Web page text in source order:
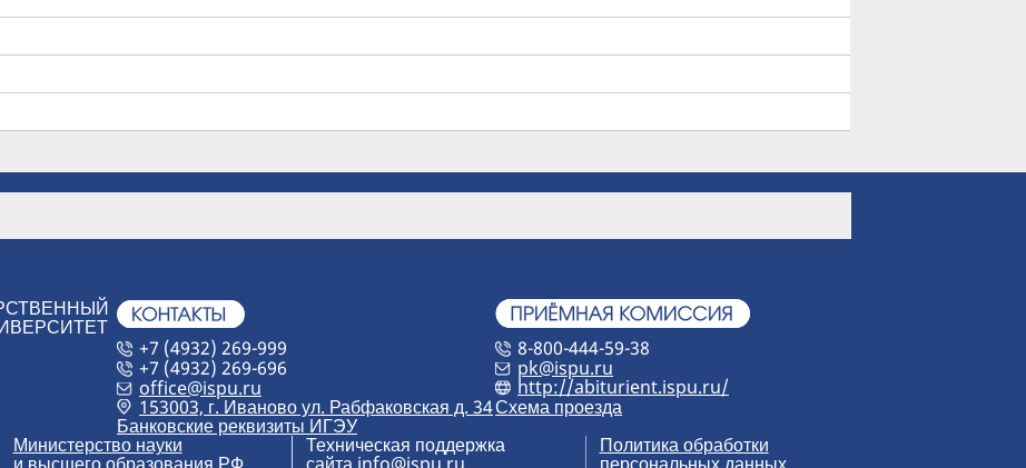
+7 (4932) 269-999
+7 (4932) 269-696
office@ispu.ru
153003, г. Иваново ул. Рабфаковская д. 34
Банковские реквизиты ИГЭУ
8-800-444-59-38
pk@ispu.ru
http://abiturient.ispu.ru/
Схема проезда
Министерство науки Техническая поддержка Политика обработки